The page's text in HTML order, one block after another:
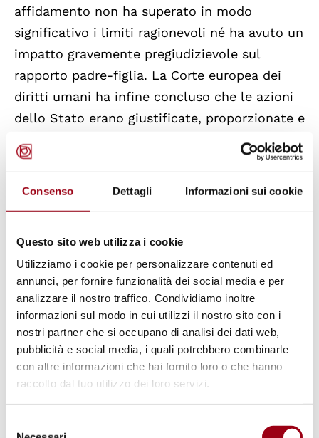
Consenso Dettagli Informazioni sui cookie
Questo sito web utilizza i cookie
Utilizziamo i cookie per personalizzare contenuti ed
annunci, per fornire funzionalità dei social media e per
analizzare il nostro traffico. Condividiamo inoltre
informazioni sul modo in cui utilizzi il nostro sito con i
nostri partner che si occupano di analisi dei dati web,
pubblicità e social media, i quali potrebbero combinarle
con altre informazioni che hai fornito loro o che hanno
raccolto dal tuo utilizzo dei loro servizi.
affidamento non ha superato in modo
significativo i limiti ragionevoli né ha avuto un
impatto gravemente pregiudizievole sul
rapporto padre-figlia. La Corte europea dei
diritti umani ha infine concluso che le azioni
dello Stato erano giustificate, proporzionate e
non costituivano una violazione dei diritti del
ricorrente ai sensi della Convenzione.
Caso D.M. e N. c. Italia – 60083/19 –
Il caso riguardava una cittadina cubana (D.M.)
residente in Italia e sua figlia (N.), dichiarata
adottabile con decisione dei tribunali italiani.
La ricorrente sosteneva che tale decisione
violava il suo diritto alla vita familiare ai sensi
dell'articolo 8 della CEDU, in quanto era stata
presa senza una giustificazione sufficiente e
senza aver prima esaurito misure meno
drastiche che avrebbero potuto preservare il